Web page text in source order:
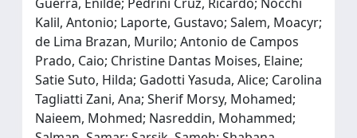
Kalil, Antonio; Laporte, Gustavo; Salem, Moacyr;
de Lima Brazan, Murilo; Antonio de Campos
Prado, Caio; Christine Dantas Moises, Elaine;
Satie Suto, Hilda; Gadotti Yasuda, Alice; Carolina
Tagliatti Zani, Ana; Sherif Morsy, Mohamed;
Naieem, Mohmed; Nasreddin, Mohammed;